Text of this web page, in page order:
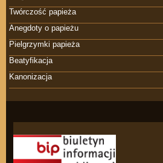
Twórczość papieża
Anegdoty o papieżu
Pielgrzymki papieża
Beatyfikacja
Kanonizacja